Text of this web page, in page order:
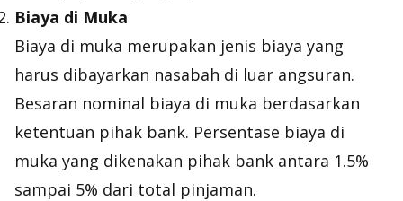
Biaya di Muka
Biaya di muka merupakan jenis biaya yang
harus dibayarkan nasabah di luar angsuran.
Besaran nominal biaya di muka berdasarkan
ketentuan pihak bank. Persentase biaya di
muka yang dikenakan pihak bank antara 1.5%
sampai 5% dari total pinjaman.